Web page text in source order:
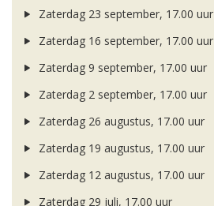
Zaterdag 23 september, 17.00 uur
Zaterdag 16 september, 17.00 uur
Zaterdag 9 september, 17.00 uur
Zaterdag 2 september, 17.00 uur
Zaterdag 26 augustus, 17.00 uur
Zaterdag 19 augustus, 17.00 uur
Zaterdag 12 augustus, 17.00 uur
Zaterdag 29 juli, 17.00 uur